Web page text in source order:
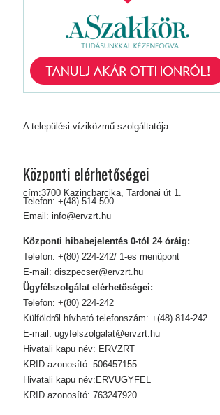
A települési víziközmű szolgáltatója
Központi elérhetőségei
cím:3700 Kazincbarcika, Tardonai út 1.
Telefon: +(48) 514-500
Email: info@ervzrt.hu
Központi hibabejelentés 0-tól 24 óráig:
Telefon: +(80) 224-242/ 1-es menüpont
E-mail: diszpecser@ervzrt.hu
Ügyfélszolgálat elérhetőségei:
Telefon: +(80) 224-242
Külföldről hívható telefonszám: +(48) 814-242
E-mail: ugyfelszolgalat@ervzrt.hu
Hivatali kapu név: ERVZRT
KRID azonosító: 506457155
Hivatali kapu név:ERVUGYFEL
KRID azonosító: 763247920